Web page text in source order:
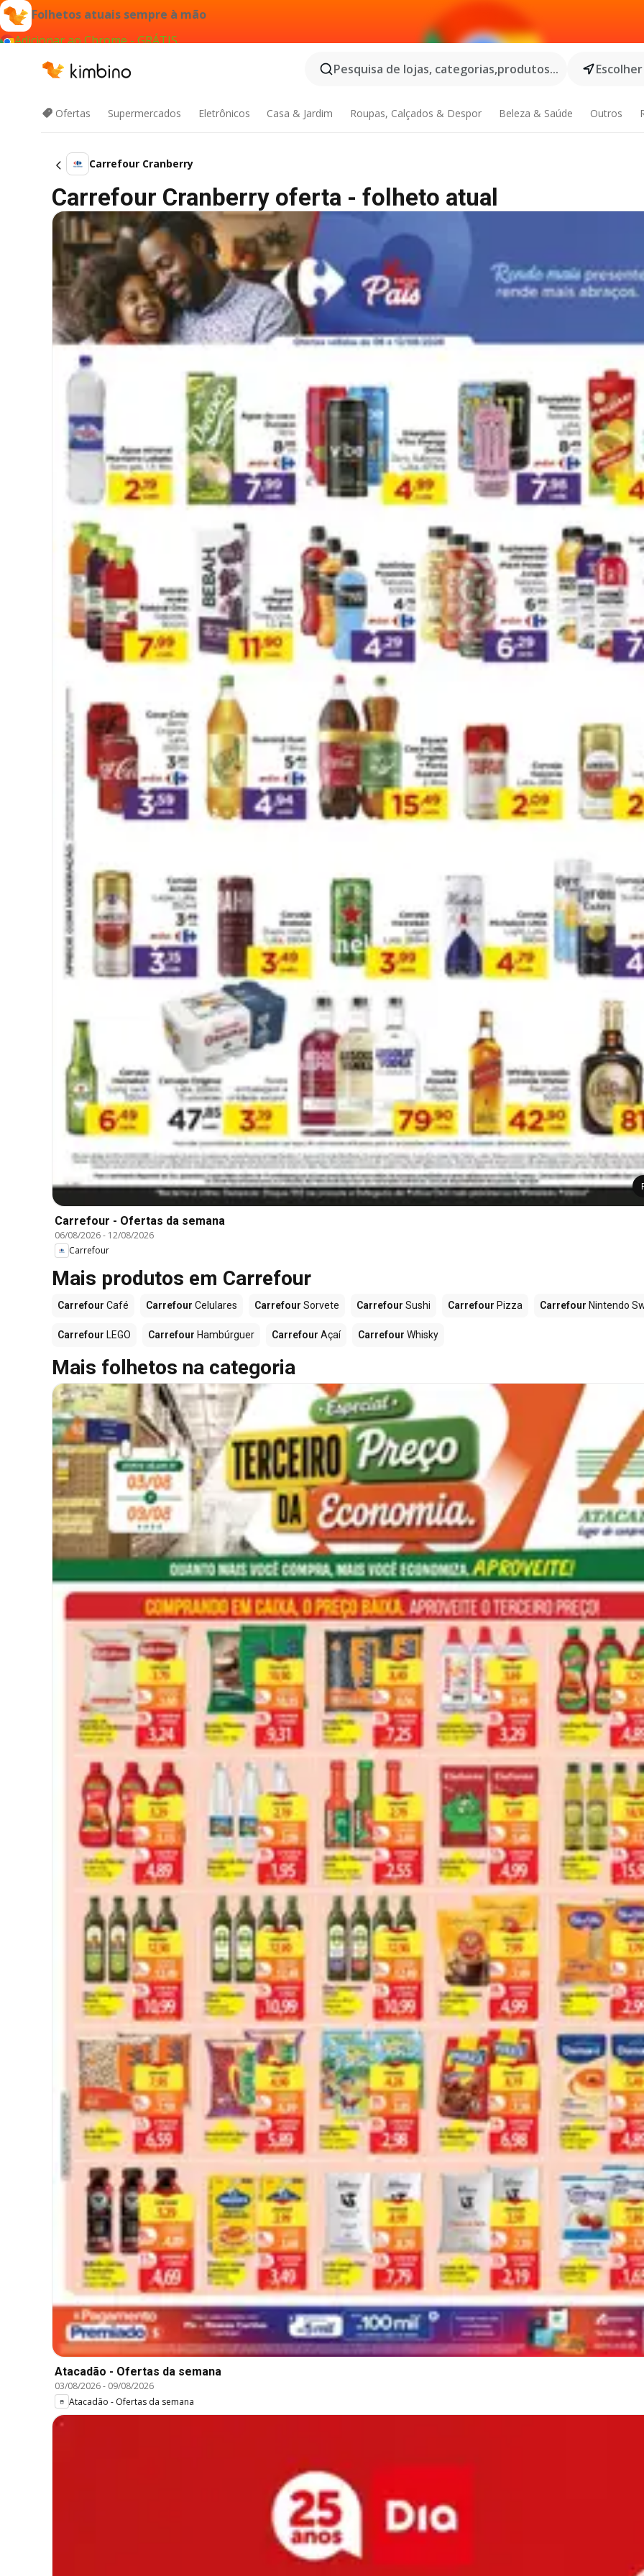
Folhetos atuais sempre à mão
Adicionar ao Chrome - GRÁTIS
Pesquisa de lojas, categorias,produtos...
Ofertas Supermercados Eletrônicos Casa & Jardim Roupas, Calçados & Despor Beleza & Saúde Outros
Carrefour Cranberry
Carrefour Cranberry oferta - folheto atual
Carrefour - Ofertas da semana
06/08/2026- 12/08/2026
Carrefour
Mais produtos em Carrefour
Carrefour Café Carrefour Celulares Carrefour Sorvete Carrefour Sushi Carrefour Pizza Carrefour Nintendo
Carrefour LEGO Carrefour Hambúrguer Carrefour Açaí Carrefour Whisky
Mais folhetos na categoria
Atacadão - Ofertas da semana
03/08/2026- 09/08/2026
Atacadão - Ofertas da semana